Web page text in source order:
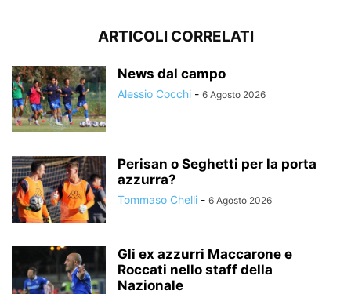
ARTICOLI CORRELATI
News dal campo
Alessio Cocchi - 6 Agosto 2026
Perisan o Seghetti per la porta
azzurra?
Tommaso Chelli - 6 Agosto 2026
Gli ex azzurri Maccarone e
Roccati nello staff della
Nazionale